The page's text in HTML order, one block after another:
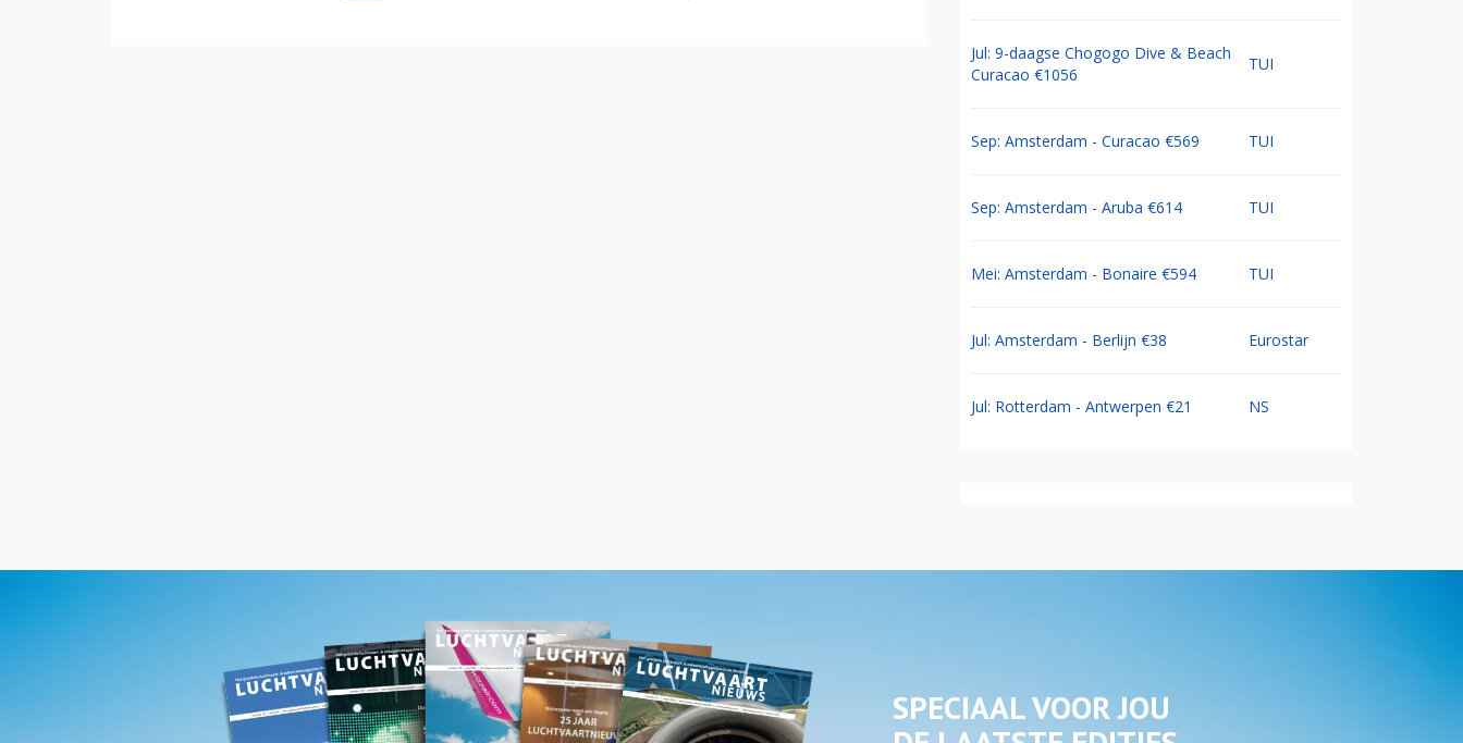
Jul: 9-daagse Chogogo Dive & Beach
Curacao €1056
TUI
Sep: Amsterdam - Curacao €569 TUI
Sep: Amsterdam - Aruba €614 TUI
Mei: Amsterdam - Bonaire €594 TUI
Jul: Amsterdam - Berlijn €38 Eurostar
Jul: Rotterdam - Antwerpen €21 NS
SPECIAAL VOOR JOU